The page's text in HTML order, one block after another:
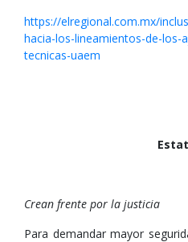
https://elregional.com.mx/
hacia-los-lineamientos-de-los-
tecnicas-uaem
Crean frente por la justicia
Para demandar mayor